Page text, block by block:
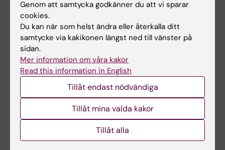
Sandberg, Daniela Weiskopf, David A. Price,
Hans-Gustaf Ljunggren, Annika C. Karlsson,
Alessandro Sette, Soo Aleman, Marcus
Buggert.
DOI: 10.1038/d41591-022-00017-z.
Covid-19 Immunologi Infektionsmedicin
Vaccin Virologi
Genom att samtycka godkänner du att vi sparar
cookies.
Du kan när som helst ändra eller återkalla ditt
samtycke via kakikonen längst ned till vänster på
sidan.
Mer information om våra kakor
Read this information in English
Tillåt endast nödvändiga
Tillåt mina valda kakor
Tillåt alla